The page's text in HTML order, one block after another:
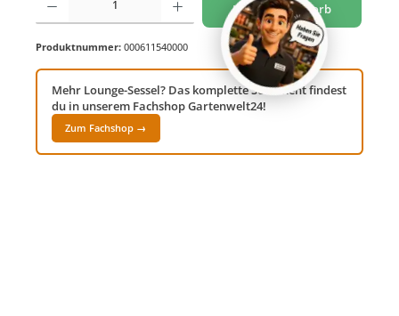
In den Warenkorb
Produktnummer: 000611540000
Mehr Lounge-Sessel? Das komplette Sortiment findest
du in unserem Fachshop Gartenwelt24!
Zum Fachshop →